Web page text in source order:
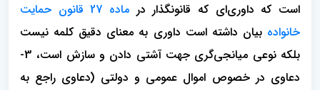
است که داوری‌ای که قانونگذار در
ماده 27 قانون حمایت
خانواده بیان داشته است داوری به معنای دقیق کلمه نیست
بلکه نوعی میانجی‌گری جهت آشتی دادن و سازش است، 3-
دعاوی در خصوص اموال عمومی و دولتی (دعاوی راجع به